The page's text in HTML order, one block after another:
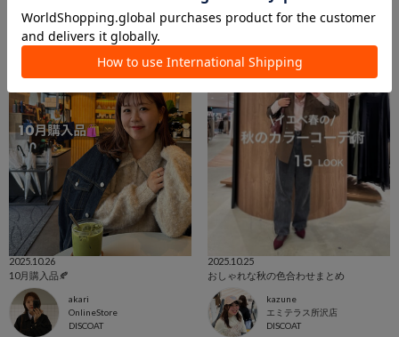
2025.10.26
10月購入品🍂
akari
OnlineStore
DISCOAT
2025.10.25
おしゃれな秋の色合わせまとめ
kazune
エミテラス所沢店
DISCOAT